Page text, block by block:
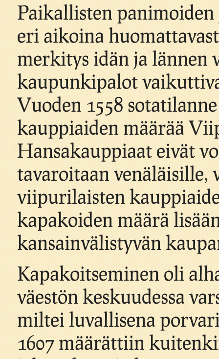
Paikallisten
eri aikoina
merkitys idän ja lännen
kaupunkipalot
Vuoden 1558
kauppiaiden määrää
Hansakauppiaat eivät
tavaroitaan venäläisille,
viipurilaisten
kapakoiden määrä
kansainvälistyvän
Kapakoitseminen oli
väestön keskuudessa
miltei luvallisena
1607 määrättiin